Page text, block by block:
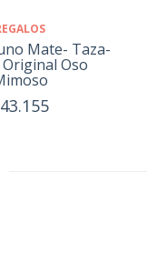
Mate- Taza-
Oso